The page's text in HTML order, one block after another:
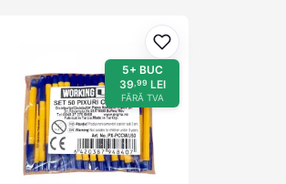
la favorite Adaugă la
5+ BUC
39,99 LEI
FĂRĂ TVA